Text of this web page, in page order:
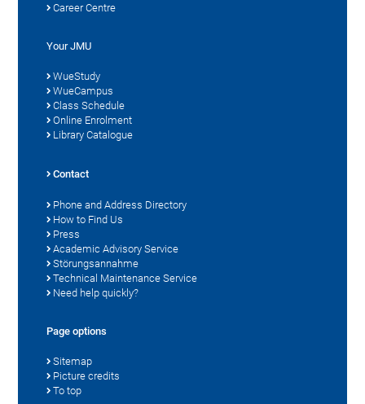
Career Centre
Your JMU
WueStudy
WueCampus
Class Schedule
Online Enrolment
Library Catalogue
Contact
Phone and Address Directory
How to Find Us
Press
Academic Advisory Service
Störungsannahme
Technical Maintenance Service
Need help quickly?
Page options
Sitemap
Picture credits
To top